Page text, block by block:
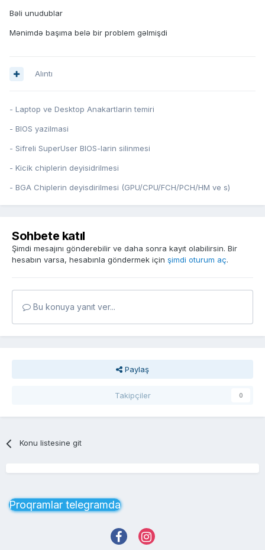
Bəli unudublar
Mənimdə başıma belə bir problem gəlmişdi
Alıntı
- Laptop ve Desktop Anakartlarin temiri
- BIOS yazilmasi
- Sifreli SuperUser BIOS-larin silinmesi
- Kicik chiplerin deyisidrilmesi
- BGA Chiplerin deyisdirilmesi (GPU/CPU/FCH/PCH/HM ve s)
Sohbete katıl
Şimdi mesajını gönderebilir ve daha sonra kayıt olabilirsin. Bir
hesabın varsa, hesabınla göndermek için şimdi oturum aç.
Bu konuya yanıt ver...
Paylaş
Takipçiler 0
Konu listesine git
Proqramlar telegramda